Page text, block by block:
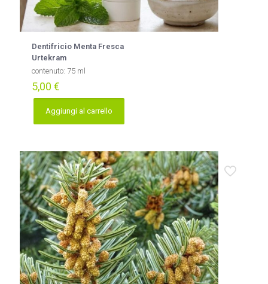
Dentifricio Menta Fresca
Urtekram
contenuto: 75 ml
5,00 €
Aggiungi al carrello